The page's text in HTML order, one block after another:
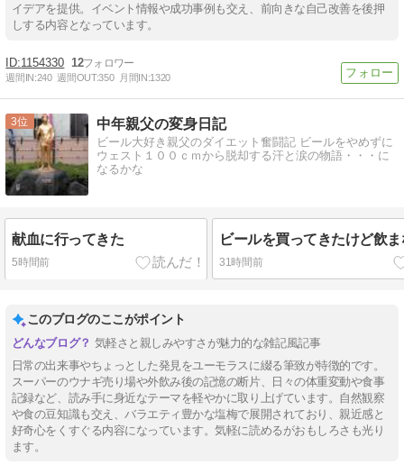
イデアを提供。イベント情報や成功事例も交え、前向きな自己改善を後押
しする内容となっています。
1154330 12
週間IN:240 週間OUT:350 月間IN:1320
3 中年親父の変身日記
ビール大好き親父のダイエット奮闘記 ビールをやめずに
ウェスト１００ｃｍから脱却する汗と涙の物語・・・に
なるかな
献血に行ってきた
5時間前
ビールを買ってきたけど飲
31時間前
このブログのここがポイント
気軽さと親しみやすさが魅力的な雑記風記事
日常の出来事やちょっとした発見をユーモラスに綴る筆致が特徴的です。
スーパーのウナギ売り場や外飲み後の記憶の断片、日々の体重変動や食事
記録など、読み手に身近なテーマを軽やかに取り上げています。自然観察
や食の豆知識も交え、バラエティ豊かな塩梅で展開されており、親近感と
好奇心をくすぐる内容になっています。気軽に読めるがおもしろさも光り
ます。